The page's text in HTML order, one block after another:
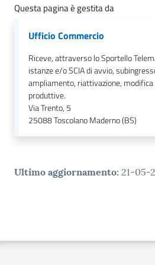
Questa pagina è gestita da
Ufficio Commercio
Riceve, attraverso lo Sportello
istanze e/o SCIA di avvio,
ampliamento, riattivazione,
produttive.
Via Trento, 5
25088Toscolano Maderno (BS)
Ultimo aggiornamento: 21-05-